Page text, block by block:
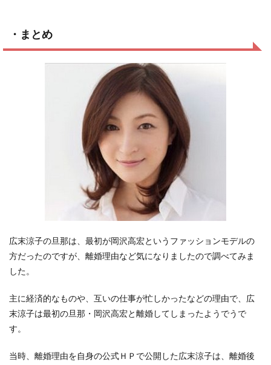
・まとめ
広末涼子の旦那は、最初が岡沢高宏というファッションモデルの
方だったのですが、離婚理由など気になりましたので調べてみま
した。
主に経済的なものや、互いの仕事が忙しかったなどの理由で、広
末涼子は最初の旦那・岡沢高宏と離婚してしまったようでうで
す。
当時、離婚理由を自身の公式ＨＰで公開した広末涼子は、離婚後